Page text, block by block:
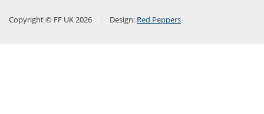
Copyright © FF UK 2026 Design: Red Peppers